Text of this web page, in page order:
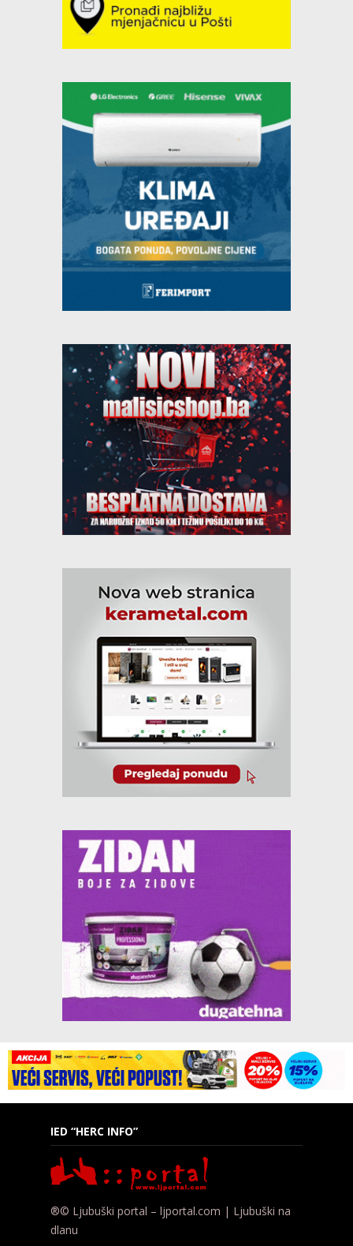
IED “HERC INFO”
®© Ljubuški portal – ljportal.com | Ljubuški na
dlanu